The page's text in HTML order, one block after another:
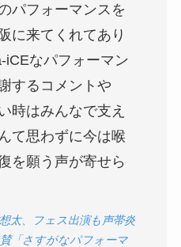
パフォーマンスを
に来てくれてあり
iCEなパフォーマン
するコメントや
時はみんなで支え
て思わずに今は喉
を願う声が寄せら
太、フェス出演も声帯炎
「さすがなパフォーマ